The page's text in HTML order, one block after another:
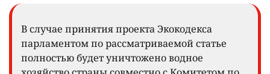
В случае принятия проекта Экокодекса
парламентом по рассматриваемой статье
полностью будет уничтожено водное